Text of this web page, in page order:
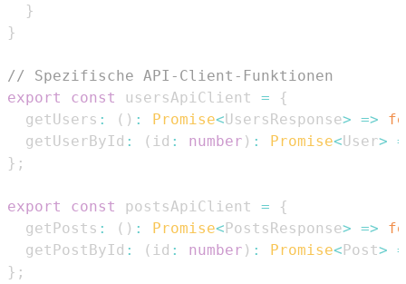
}
}
// Spezifische API-Client-Funktionen
export
const usersApiClient =
{
  getUsers
: ( ) : Promise<UsersResponse> =>
  getUserById
: ( id : number ) : Promise<User>
} ;
export const postsApiClient =
{
  getPosts
: ( ) : Promise<PostsResponse> =>
  getPostById
: ( id : number ) : Promise<Post>
} ;